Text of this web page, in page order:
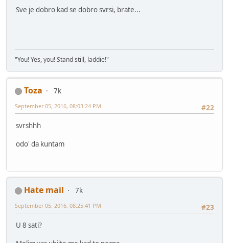
Sve je dobro kad se dobro svrsi, brate...
"You! Yes, you! Stand still, laddie!"
Toza
7k
#22
September 05, 2016, 08:03:24 PM
svrshhh
odo' da kuntam
Hate mail
7k
#23
September 05, 2016, 08:25:41 PM
U 8 sati?